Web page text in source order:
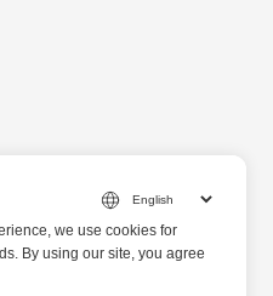
we use cookies for
By using our site, you agree